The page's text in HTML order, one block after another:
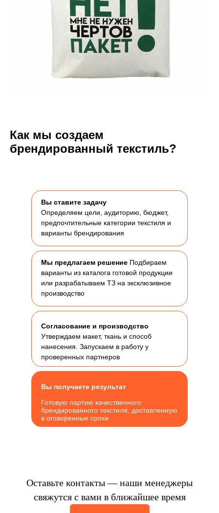
Как мы создаем
брендированный текстиль?
Вы ставите задачу
Определяем цели, аудиторию, бюджет,
предпочтительные категории текстиля и
варианты брендирования
Мы предлагаем решение Подбираем
варианты из каталога готовой продукции
или разрабатываем ТЗ на эксклюзивное
производство
Вы получаете результат
Готовую партию качественного
брендированного текстиля, доставленную
в оговоренные сроки
Согласование и производство
Утверждаем макет, ткань и способ
нанесения. Запускаем в работу у
проверенных партнеров
Оставьте контакты — наши менеджеры
свяжутся с вами в ближайшее время